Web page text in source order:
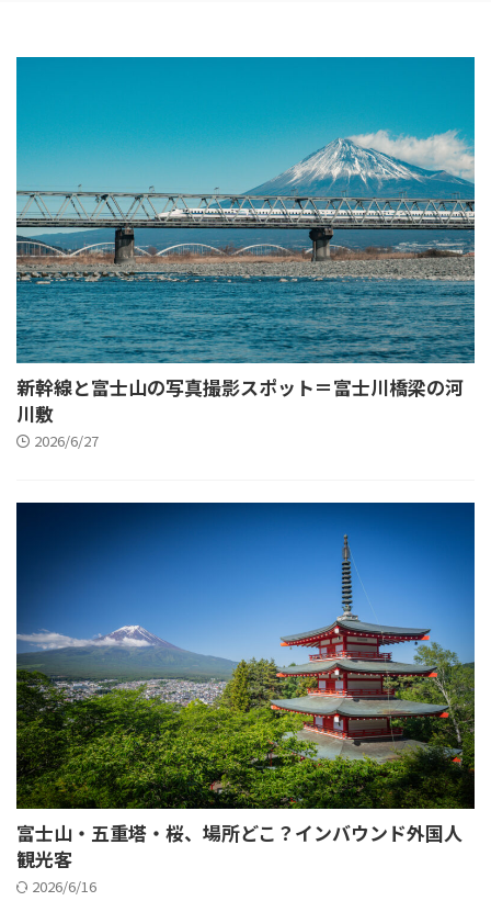
新幹線と富士山の写真撮影スポット＝富士川橋梁の河
川敷
2026/6/27
富士山・五重塔・桜、場所どこ？インバウンド外国人
観光客
2026/6/16